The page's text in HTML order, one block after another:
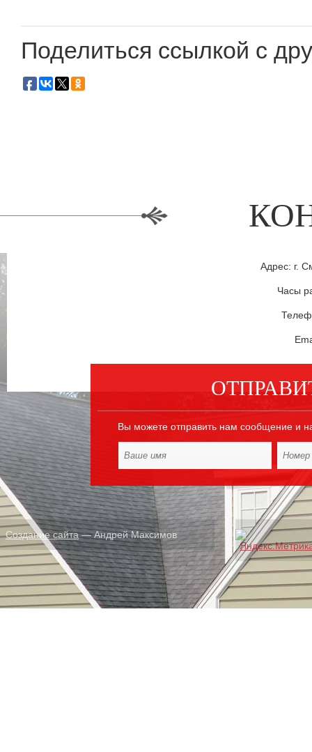
Поделиться ссылкой с
Адрес: г.
Часы
Вы можете отправить нам сообщение и
Создание сайта— Андрей Максимов